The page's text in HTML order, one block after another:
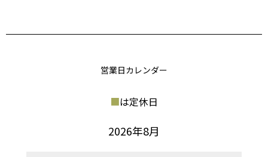
営業日カレンダー
■は定休日
2026年8月